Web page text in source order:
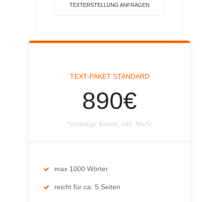
TEXTERSTELLUNG ANFRAGEN
TEXT-PAKET STANDARD
890€
*einmalige Kosten, inkl. MwSt.
max 1000 Wörter
reicht für ca. 5 Seiten